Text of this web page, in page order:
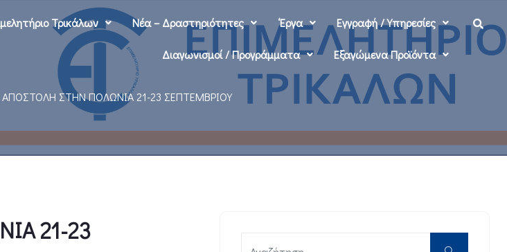
Τρικάλων Νέα – Δραστηριότητες ‘Εργα Εγγραφή / Υπηρεσίες
Διαγωνισμοί / Προγράμματα Εξαγώμενα Προϊόντα
ΑΠΟΣΤΟΛΗ ΣΤΗΝ ΠΟΛΩΝΙΑ 21-23 ΣΕΠΤΕΜΒΡΙΟΥ
21-23